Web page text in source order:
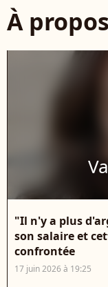
À
"Il n'y a plus
son salaire et
confrontée
17 juin 2026 à 19:25